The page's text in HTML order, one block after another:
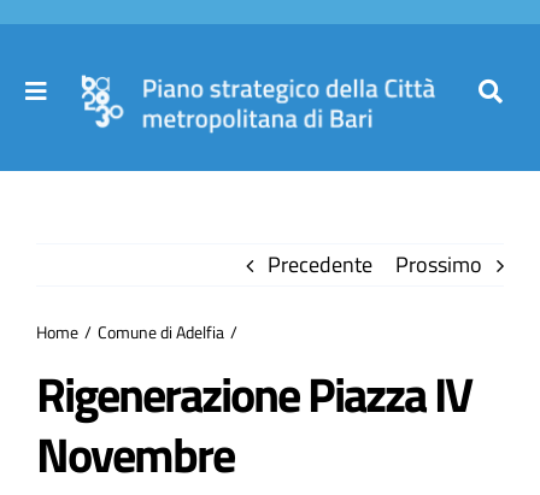
Salta
contenuto
Toggle
Partecipa
Precedente Prossimo
Home Comune di Adelfia
Rigenerazione Piazza IV
Novembre